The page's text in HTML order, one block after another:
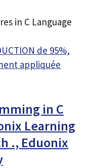
in C Language
de 95%,
appliquée
in C
Learning
., Eduonix